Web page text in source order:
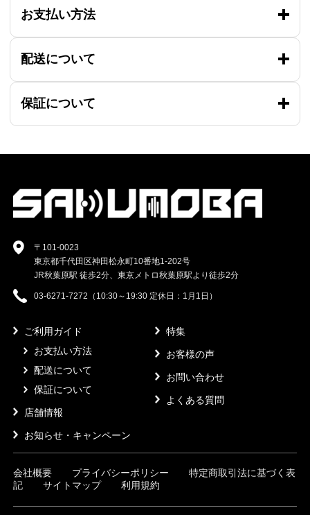
お支払い方法
配送について
保証について
〒101-0023
東京都千代田区神田松永町10番地1-202号
JR秋葉原駅 徒歩2分、東京メトロ秋葉原駅より徒歩2分
03-6271-7272（10:30～19:30 定休日：1月1日）
ご利用ガイド
お支払い方法
配送について
保証について
店舗情報
お知らせ・キャンペーン
特集
お客様の声
お問い合わせ
よくある質問
会社概要 プライバシーポリシー
特定商取引法に基づく表
記
サイトマップ 利用規約